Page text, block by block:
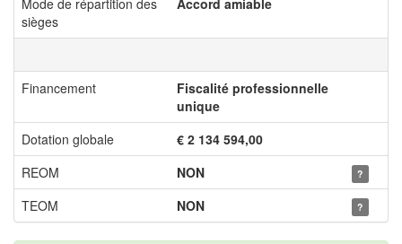
Mode de répartition des
sièges
Accord amiable
Financement
Fiscalité professionnelle
unique
Dotation globale
€ 2 134 594,00
REOM
NON ?
TEOM NON ?